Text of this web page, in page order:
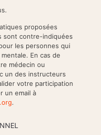
proposées
sont contre-indiquées
les personnes qui
En cas de
médecin ou
un des instructeurs
votre participation
un email à
.